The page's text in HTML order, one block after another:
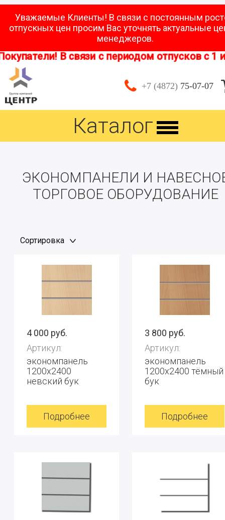
Уважаемые Клиенты! В связи с постоянным
отпускных цен просим Вас уточнять актуальные
менеджеров.
В связи с периодом отпусков с 1
+7 (4872) 75-07-07
Каталог
ЭКОНОМПАНЕЛИ И
ТОРГОВОЕ ОБОРУДОВАНИЕ
Сортировка
4 000 руб.
Артикул:
экономпанель
1200x2400
невский бук
Подробнее
3 800 руб.
Артикул:
экономпанель
1200x2400 тёмный
бук
Подробнее